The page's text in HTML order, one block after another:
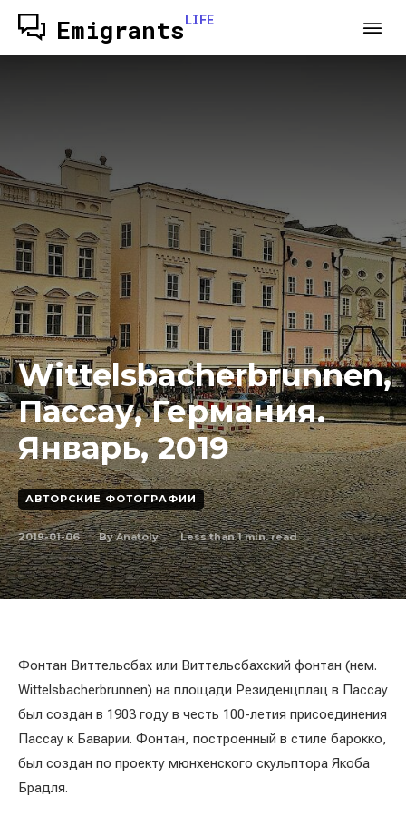
EmigrantsLIFE
Wittelsbacherbrunnen,
Пассау, Германия.
Январь, 2019
АВТОРСКИЕ ФОТОГРАФИИ
2019-01-06 By Anatoly Less than 1min. read
Фонтан Виттельсбах или Виттельсбахский фонтан (нем.
Wittelsbacherbrunnen) на площади Резиденцплац в Пассау
был создан в 1903 году в честь 100-летия присоединения
Пассау к Баварии. Фонтан, построенный в стиле барокко,
был создан по проекту мюнхенского скульптора Якоба
Брадля.